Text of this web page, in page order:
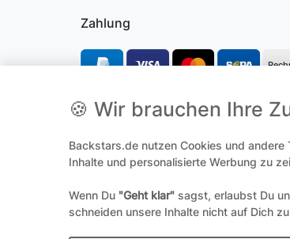
Zahlung
**Hierbei handelt es sich um ein Pflichtfeld
🍪 Wir brauchen Ihre
Backstars.de nutzen Cookies und
Inhalte und personalisierte Werbung zu
Wenn Du "Geht klar" sagst, erlaubst Du
schneiden unsere Inhalte nicht auf Dich